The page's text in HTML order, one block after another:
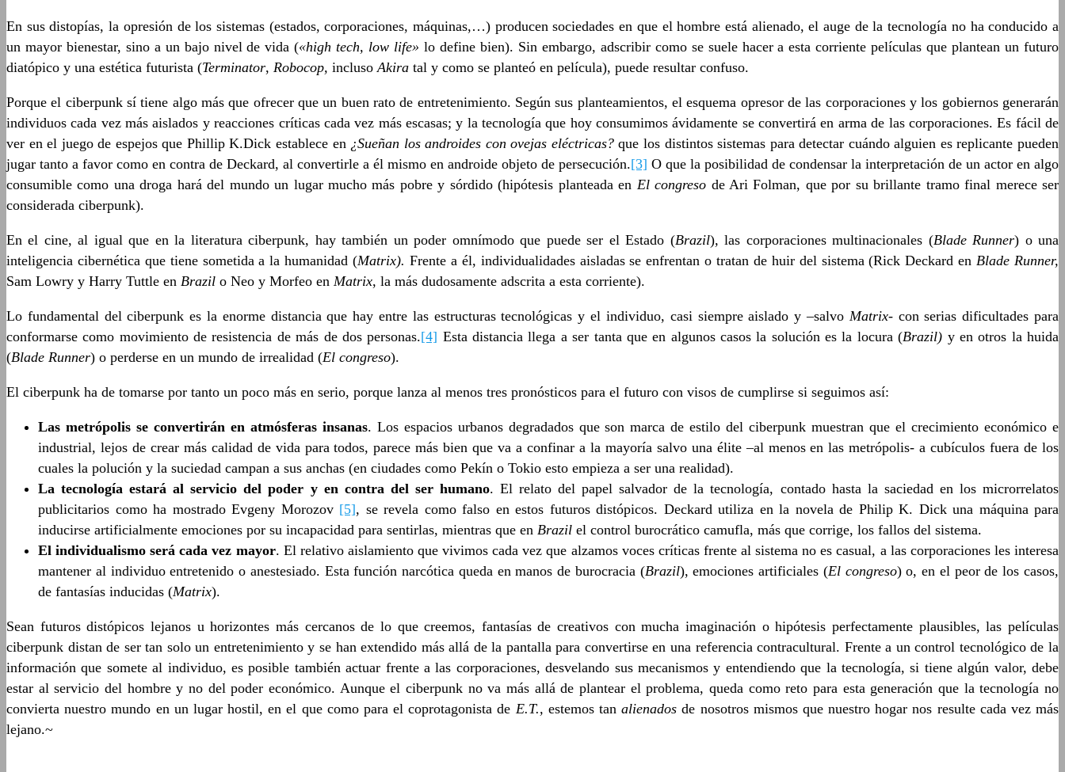
En sus distopías, la opresión de los sistemas (estados, corporaciones, máquinas,…) producen sociedades en que el hombre está alienado, el auge de la tecnología no ha conducido a
un mayor bienestar, sino a un bajo nivel de vida («high tech, low life» lo define bien). Sin embargo, adscribir como se suele hacer a esta corriente películas que plantean un futuro
diatópico y una estética futurista (Terminator, Robocop, inclusoAkira tal y como se planteó en película), puede resultar confuso.
Porque el ciberpunk sí tiene algo más que ofrecer que un buen rato de entretenimiento. Según sus planteamientos, el esquema opresor de las corporaciones y los gobiernos generarán
individuos cada vez más aislados y reacciones críticas cada vez más escasas; y la tecnología que hoy consumimos ávidamente se convertirá en arma de las corporaciones. Es fácil de
ver en el juego de espejos que Phillip K.Dick establece en ¿Sueñan los androides con ovejas eléctricas?que los distintos sistemas para detectar cuándo alguien es replicante pueden
jugar tanto a favor como en contra de Deckard, al convertirle a él mismo en androide objeto de persecución.[3] O que la posibilidad de condensar la interpretación de un actor en algo
consumible como una droga hará del mundo un lugar mucho más pobre y sórdido (hipótesis planteada en El congreso de Ari Folman, que por su brillante tramo final merece ser
considerada ciberpunk).
En el cine, al igual que en la literatura ciberpunk, hay también un poder omnímodo que puede ser el Estado (Brazil),las corporaciones multinacionales (Blade Runner) o una
inteligencia cibernética que tiene sometida a la humanidad (Matrix). Frente a él, individualidades aisladas se enfrentan o tratan de huir del sistema (Rick Deckard enBlade Runner,
Sam Lowry y Harry Tuttle en Brazil o Neo y Morfeo en Matrix, la más dudosamente adscrita a esta corriente).
Lo fundamental del ciberpunk es la enorme distancia que hay entre las estructuras tecnológicas y el individuo, casi siempre aislado y –salvo Matrix- con serias dificultades para
conformarse como movimiento de resistencia de más de dos personas.[4] Esta distancia llega a ser tanta que en algunos casos la solución es la locura (Brazil) y en otros la huida
(Blade Runner) o perderse en un mundo de irrealidad (El congreso).
El ciberpunk ha de tomarse por tanto un poco más en serio, porque lanza al menos tres pronósticos para el futuro con visos de cumplirse si seguimos así:
Las metrópolis se convertirán en atmósferas insanas. Los espacios urbanos degradados que son marca de estilo del ciberpunk muestran que el crecimiento económico e
industrial, lejos de crear más calidad de vida para todos, parece más bien que va a confinar a la mayoría salvo una élite –al menos en las metrópolis- a cubículos fuera de los
cuales la polución y la suciedad campan a sus anchas (en ciudades como Pekín o Tokio esto empieza a ser una realidad).
La tecnología estará al servicio del poder y en contra del ser humano. El relato del papel salvador de la tecnología, contado hasta la saciedad en los microrrelatos
publicitarios como ha mostrado Evgeny Morozov [5], se revela como falso en estos futuros distópicos. Deckard utiliza en la novela de Philip K. Dick una máquina para
inducirse artificialmente emociones por su incapacidad para sentirlas, mientras que en Brazil el control burocrático camufla, más que corrige, los fallos del sistema.
El individualismo será cada vez mayor. El relativo aislamiento que vivimos cada vez que alzamos voces críticas frente al sistema no es casual, a las corporaciones les interesa
mantener al individuo entretenido o anestesiado. Esta función narcótica queda en manos de burocracia (Brazil), emociones artificiales (El congreso) o, en el peor de los casos,
de fantasías inducidas (Matrix).
Sean futuros distópicos lejanos u horizontes más cercanos de lo que creemos, fantasías de creativos con mucha imaginación o hipótesis perfectamente plausibles, las películas
ciberpunk distan de ser tan solo un entretenimiento y se han extendido más allá de la pantalla para convertirse en una referencia contracultural. Frente a un control tecnológico de la
información que somete al individuo, es posible también actuar frente a las corporaciones, desvelando sus mecanismos y entendiendo que la tecnología, si tiene algún valor, debe
estar al servicio del hombre y no del poder económico. Aunque el ciberpunk no va más allá de plantear el problema, queda como reto para esta generación que la tecnología no
convierta nuestro mundo en un lugar hostil, en el que como para el coprotagonista de E.T., estemos tanalienadosde nosotros mismos que nuestro hogar nos resulte cada vez más
lejano.~